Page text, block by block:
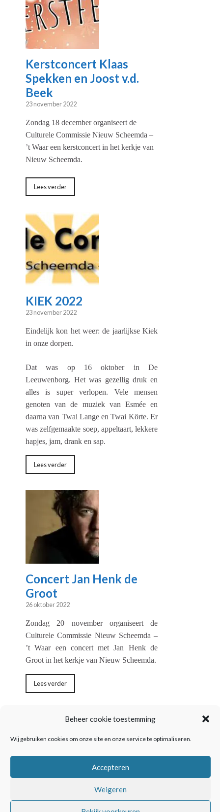
Beheer cookie toestemming
Wij gebruiken cookies om onze site en onze service te optimaliseren.
Accepteren
Weigeren
Kerstconcert Klaas
Spekken en Joost v.d.
Beek
23 november 2022
Zondag 18 december organiseert de
Culturele Commissie Nieuw Scheemda –
’t Waareen kerstconcert in het kerkje van
Nieuw Scheemda.
Lees verder
KIEK 2022
23 november 2022
Eindelijk kon het weer: de jaarlijkse Kiek
in onze dorpen.
Dat was op 16 oktober in De
Leeuwenborg. Het was gezellig druk en
alles is super verlopen. Vele mensen
genoten van de muziek van Esmée en
daarna van Twai Lange en Twai Körte. Er
was zelfgemaakte soep, appeltaart, lekkere
hapjes, jam, drank en sap.
Lees verder
Concert Jan Henk de
Groot
26 oktober 2022
Zondag 20 november organiseert de
Culturele Commissie Nieuw Scheemda –
’t Waar een concert met Jan Henk de
Groot in het kerkje van Nieuw Scheemda.
Lees verder